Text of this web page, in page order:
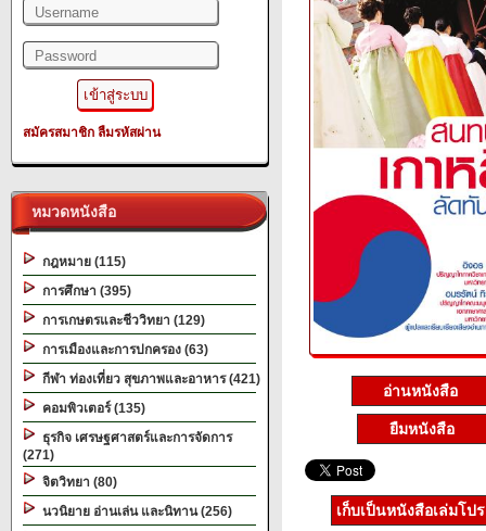
สมัครสมาชิก ลืมรหัสผ่าน
หมวดหนังสือ
กฎหมาย (115)
การศึกษา (395)
การเกษตรและชีววิทยา (129)
การเมืองและการปกครอง (63)
กีฬา ท่องเที่ยว สุขภาพและอาหาร (421)
คอมพิวเตอร์ (135)
ธุรกิจ เศรษฐศาสตร์และการจัดการ
(271)
จิตวิทยา (80)
นวนิยาย อ่านเล่น และนิทาน (256)
อ่านหนังสือ
ยืมหนังสือ
เก็บเป็นหนังสือเล่มโป